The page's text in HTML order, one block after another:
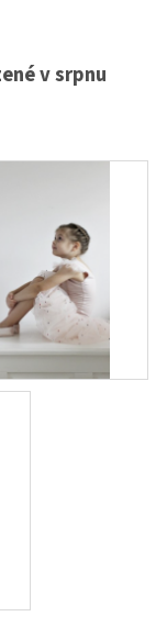
v srpnu